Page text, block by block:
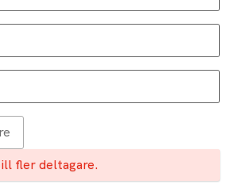
fler deltagare.